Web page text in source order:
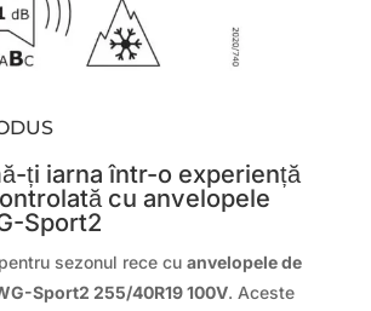
ți iarna într-o experiență
cu anvelopele
Sport2
sezonul rece cu anvelopele de
Sport2 255/40R19 100V. Aceste